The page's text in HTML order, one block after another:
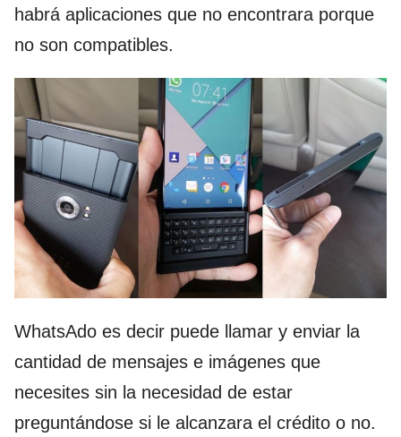
habrá aplicaciones que no encontrara porque
no son compatibles.
WhatsAdo es decir puede llamar y enviar la
cantidad de mensajes e imágenes que
necesites sin la necesidad de estar
preguntándose si le alcanzara el crédito o no.